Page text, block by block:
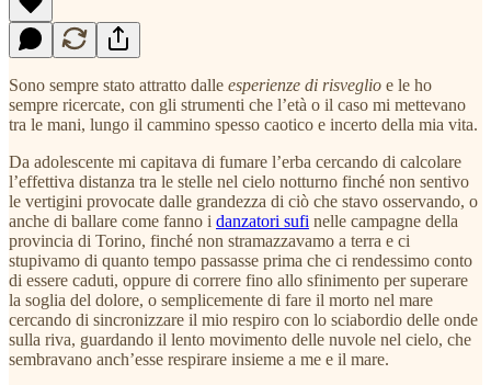
Sono sempre stato attratto dalle esperienze di risveglio e le ho
sempre ricercate, con gli strumenti che l’età o il caso mi mettevano
tra le mani, lungo il cammino spesso caotico e incerto della mia vita.
Da adolescente mi capitava di fumare l’erba cercando di calcolare
l’effettiva distanza tra le stelle nel cielo notturno finché non sentivo
le vertigini provocate dalle grandezza di ciò che stavo osservando, o
anche di ballare come fanno i danzatori sufi nelle campagne della
provincia di Torino, finché non stramazzavamo a terra e ci
stupivamo di quanto tempo passasse prima che ci rendessimo conto
di essere caduti, oppure di correre fino allo sfinimento per superare
la soglia del dolore, o semplicemente di fare il morto nel mare
cercando di sincronizzare il mio respiro con lo sciabordio delle onde
sulla riva, guardando il lento movimento delle nuvole nel cielo, che
sembravano anch’esse respirare insieme a me e il mare.